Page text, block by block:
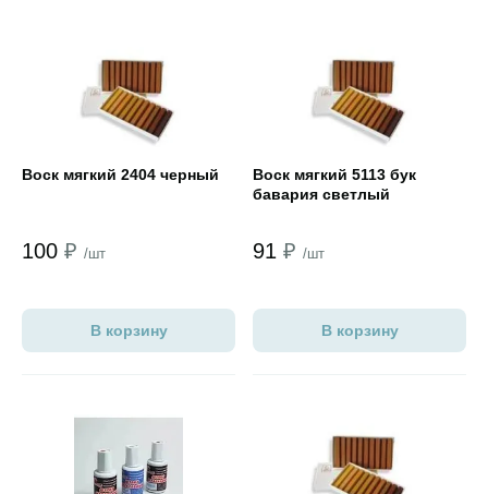
Воск мягкий 2404 черный
100 ₽ /шт
В корзину
Воск мягкий 5113 бук
бавария светлый
91 ₽ /шт
В корзину
Открыть товар